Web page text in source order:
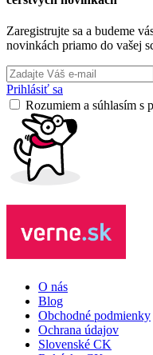
Zaregistrujte sa a budeme
novinkách priamo do vašej
Prihlásiť sa
Rozumiem a súhlasím s
O nás
Blog
Obchodné podmienky
Ochrana údajov
Slovenské CK